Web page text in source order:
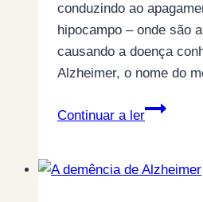
conduzindo ao
hipocampo – onde são
causando a doença
Alzheimer, o nome do
Continuar a ler
O